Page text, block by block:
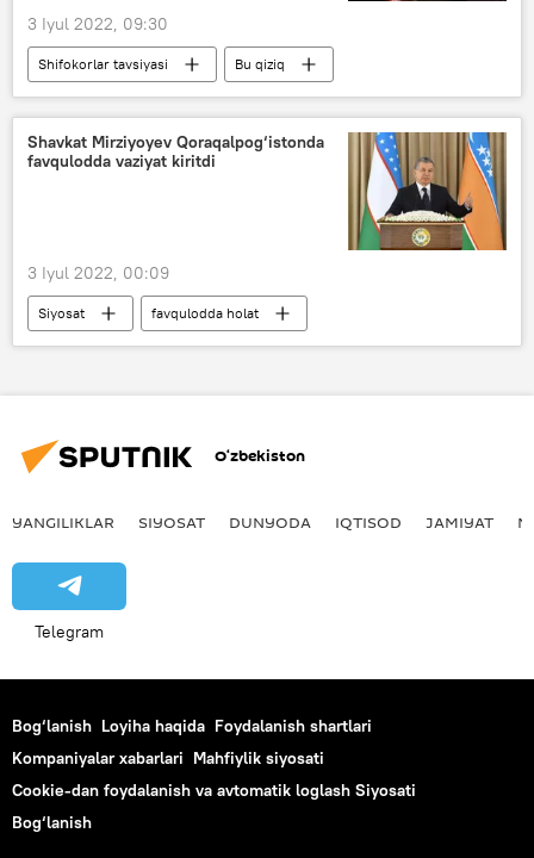
3 Iyul 2022, 09:30
Shifokorlar tavsiyasi Bu qiziq
Shavkat Mirziyoyev Qoraqalpog‘istonda
favqulodda vaziyat kiritdi
3 Iyul 2022, 00:09
Siyosat
favqulodda holat
Qoraqalpog‘iston
O‘zbekiston
YANGILIKLAR SIYOSAT DUNYODA IQTISOD JAMIYAT
Telegram
Bog‘lanish Loyiha haqida Foydalanish shartlari
Kompaniyalar xabarlari Mahfiylik siyosati
Cookie-dan foydalanish va avtomatik loglash Siyosati
Bog‘lanish